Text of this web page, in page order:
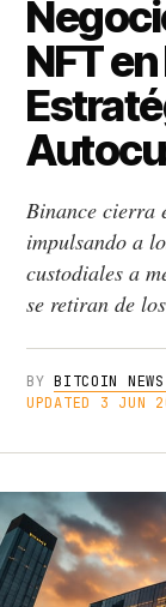
NFT
Binance cierra
impulsando a
custodiales a
se retiran de
BYBITCOIN
UPDATED 3 JUN